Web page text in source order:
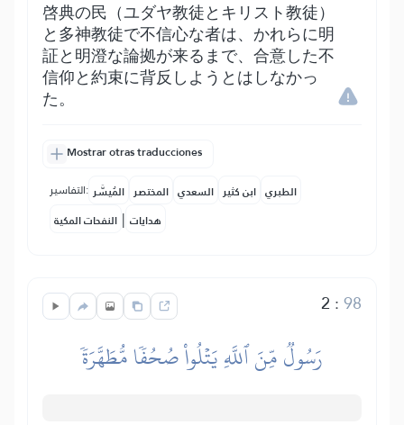
啓典の民（ユダヤ教徒とキリスト教徒）
と多神教徒で不信心な者は、かれらに明
証と明澄な論拠が来るまで、合意した不
信仰と約束に背反しようとはしなかっ
た。
Mostrar otras traducciones
التفاسير: المُيسَّر المختصر السعدي ابن كثير الطبري
النفحات المكية | هدايات
2 :98
رَسُولٞ مِّنَ ٱللَّهِ يَتۡلُواْ صُحُفٗا مُّطَهَّرَةٗ